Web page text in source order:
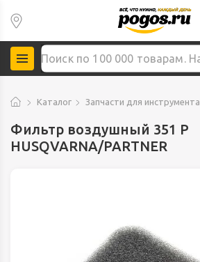
Каталог Запчасти для инструмента
Фильтр воздушный 351 P
HUSQVARNA/PARTNER